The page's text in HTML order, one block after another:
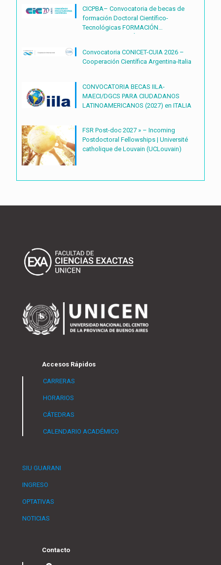
CICPBA– Convocatoria de becas de
formación Doctoral Científico-
Tecnológicas FORMACIÓN
Convocatoria CONICET-CUIA 2026 –
Cooperación Científica Argentina-Italia
CONVOCATORIA BECAS IILA-
MAECI/DGCS PARA CIUDADANOS
LATINOAMERICANOS (2027) en ITALIA
FSR Post-doc 2027 » – Incoming
Postdoctoral Fellowships | Université
catholique de Louvain (UCLouvain)
Accesos Rápidos
CARRERAS
HORARIOS
CÁTEDRAS
CALENDARIO ACADÉMICO
SIU GUARANI
INGRESO
OPTATIVAS
NOTICIAS
Contacto